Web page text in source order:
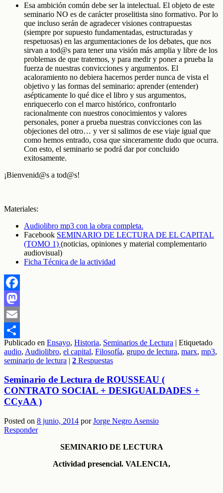
Esa ambición común debe ser la intelectual. El objeto de este
seminario NO es de carácter proselitista sino formativo. Por lo
que incluso serán de agradecer visiones contrapuestas
(siempre por supuesto fundamentadas, estructuradas y
respetuosas) en las argumentaciones de los debates, que nos
sirvan a tod@s para tener una visión más amplia y libre de los
problemas de que tratemos, y para medir y poner a prueba la
fuerza de nuestras convicciones y argumentos. El
acaloramiento no debiera hacernos perder nunca de vista el
objetivo y las formas del seminario: aprender (entender)
asépticamente lo qué dice el libro y sus argumentos,
enriquecerlo con el marco histórico, confrontarlo
racionalmente con nuestros conocimientos y valores
personales, poner a prueba nuestras convicciones con las
objeciones del otro… y ver si salimos de ese viaje igual que
como hemos entrado, cosa que sinceramente dudo que ocurra.
Con esto, el seminario se podrá dar por concluido
exitosamente.
¡Bienvenid@s a tod@s!
Materiales:
Audiolibro mp3 con la obra completa.
Facebook SEMINARIO DE LECTURA DE EL CAPITAL
(TOMO 1) (noticias, opiniones y material complementario
audiovisual)
Ficha Técnica de la actividad
Facebook
Mastodon
Email
Compartir
Publicado en Ensayo, Historia, Seminarios de Lectura | Etiquetado
audio, Audiolibro, el capital, Filosofía, grupo de lectura, marx, mp3,
seminario de lectura | 2 Respuestas
Seminario de Lectura de ROUSSEAU (
CONTRATO SOCIAL + DESIGUALDADES +
CCyAA )
Posted on 8 junio, 2014 porJorge Negro Asensio
Responder
SEMINARIO DE LECTURA
Actividad presencial. VALENCIA,